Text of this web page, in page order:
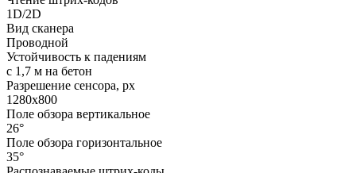
1D/2D
Вид сканера
Проводной
Устойчивость к падениям
с 1,7 м на бетон
Разрешение сенсора, px
1280x800
Поле обзора вертикальное
26°
Поле обзора горизонтальное
35°